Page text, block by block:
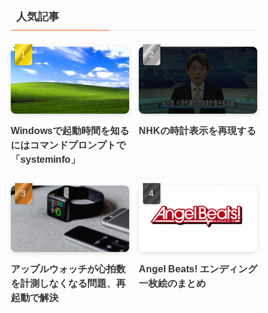
人気記事
Windowsで起動時間を知る
にはコマンドプロンプトで
「systeminfo」
NHKの時計表示を再現する
アップルウォッチが心拍数
を計測しなくなる問題、再
起動で解決
Angel Beats! エンディング
一枚絵のまとめ